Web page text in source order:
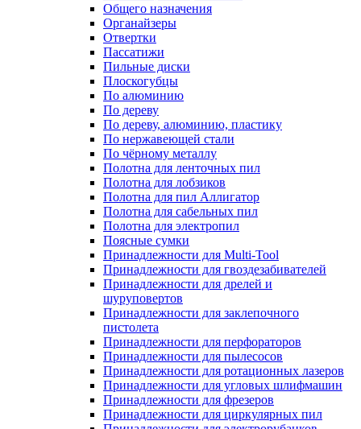
Общего назначения
Органайзеры
Отвертки
Пассатижи
Пильные диски
Плоскогубцы
По алюминию
По дереву
По дереву, алюминию, пластику
По нержавеющей стали
По чёрному металлу
Полотна для ленточных пил
Полотна для лобзиков
Полотна для пил Аллигатор
Полотна для сабельных пил
Полотна для электропил
Поясные сумки
Принадлежности для Multi-Tool
Принадлежности для гвоздезабивателей
Принадлежности для дрелей и
шуруповертов
Принадлежности для заклепочного
пистолета
Принадлежности для перфораторов
Принадлежности для пылесосов
Принадлежности для ротационных лазеров
Принадлежности для угловых шлифмашин
Принадлежности для фрезеров
Принадлежности для циркулярных пил